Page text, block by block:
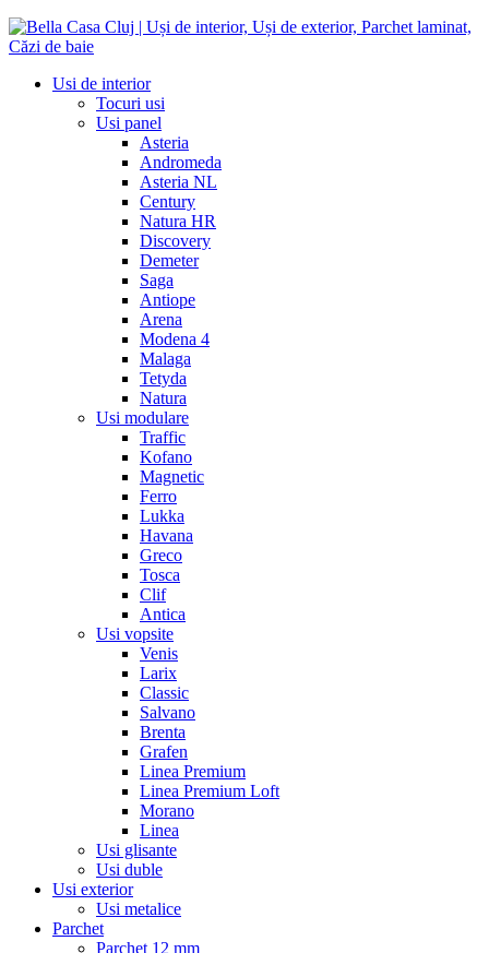
Usi de interior
Tocuri usi
Usi panel
Asteria
Andromeda
Asteria NL
Century
Natura HR
Discovery
Demeter
Saga
Antiope
Arena
Modena 4
Malaga
Tetyda
Natura
Usi modulare
Traffic
Kofano
Magnetic
Ferro
Lukka
Havana
Greco
Tosca
Clif
Antica
Usi vopsite
Venis
Larix
Classic
Salvano
Brenta
Grafen
Linea Premium
Linea Premium Loft
Morano
Linea
Usi glisante
Usi duble
Usi exterior
Usi metalice
Parchet
Parchet 12 mm